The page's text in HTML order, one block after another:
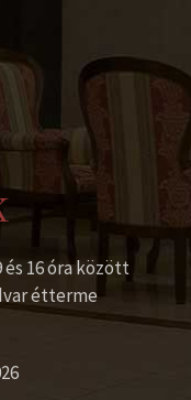
és 16 óra között
étterme